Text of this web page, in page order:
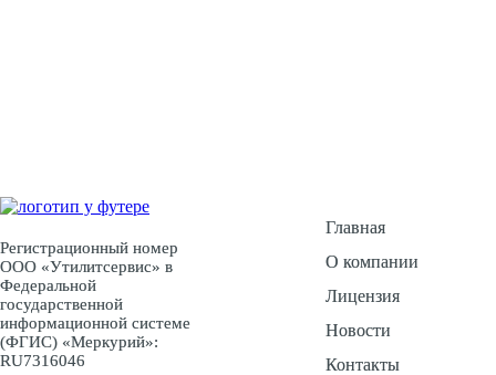
Регистрационный номер
ООО «Утилитсервис» в
Федеральной
государственной
информационной системе
(ФГИС) «Меркурий»:
RU7316046
Главная
О компании
Лицензия
Новости
Контакты